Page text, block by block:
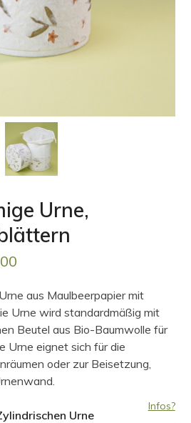
Urne,
bis
€ 125,00
aus Maulbeerpapier mit
Urne wird standardmäßig mit
Beutel aus Bio-Baumwolle für
Urne eignet sich für die
oder zur Beisetzung,
Infos?
Urne